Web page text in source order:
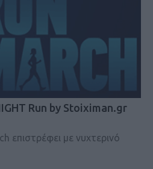
Run by Stoiximan.gr
επιστρέφει με νυχτερινό